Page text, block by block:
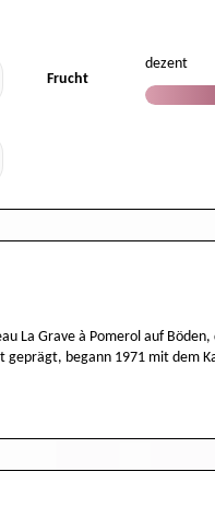
Frucht
dezent
La Grave à Pomerol auf
begann 1971 mit dem